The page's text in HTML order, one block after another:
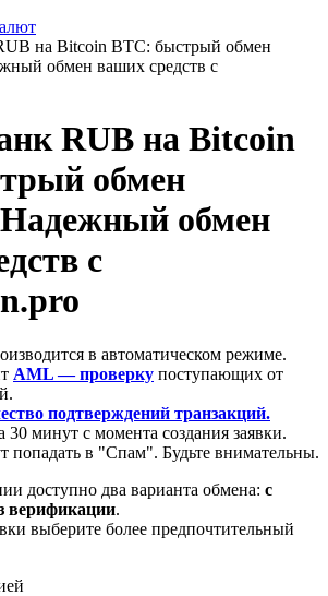
на Bitcoin BTC: быстрый обмен
обмен ваших средств с
RUB на Bitcoin
обмен
обмен
с
в автоматическом режиме.
AML — проверку поступающих от
подтверждений транзакций.
30 минут с момента создания заявки.
попадать в "Спам". Будьте внимательны.
доступно два варианта обмена: с
верификации.
выберите более предпочтительный